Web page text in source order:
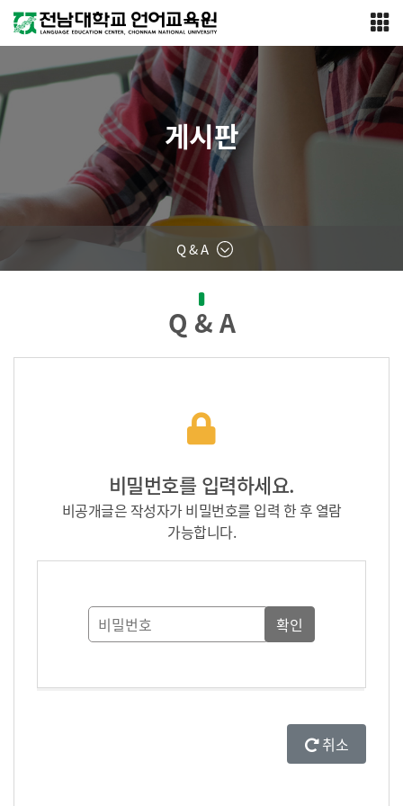
Q & A
게시판
Q & A
비밀번호를 입력하세요.
비공개글은 작성자가 비밀번호를 입력 한 후 열람
가능합니다.
취소